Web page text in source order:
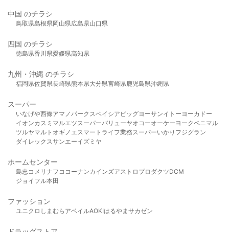
中国 のチラシ
鳥取県島根県岡山県広島県山口県
四国 のチラシ
徳島県香川県愛媛県高知県
九州・沖縄 のチラシ
福岡県佐賀県長崎県熊本県大分県宮崎県鹿児島県沖縄県
スーパー
いなげや西條アマノパークスベイシア ビッグヨーサンイトーヨーカドー
イオンカスミ マルエツスーパーバリューヤオコーオーケー ヨークベニマル
ツルヤマルト オギノ エスマート ライフ業務スーパーいかり フジグラン
ダイレックスサンエーイズミヤ
ホームセンター
島忠 コメリ ナフコ コーナンカインズアストロプロダクツDCM
ジョイフル本田
ファッション
ユニクロ しまむら アベイルAOKIはるやま サカゼン